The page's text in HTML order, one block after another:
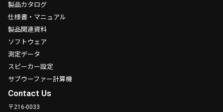
製品カタログ
仕様書・マニュアル
製品関連資料
ソフトウェア
測定データ
スピーカー設定
サブウーファー計算機
Contact Us
〒216-0033